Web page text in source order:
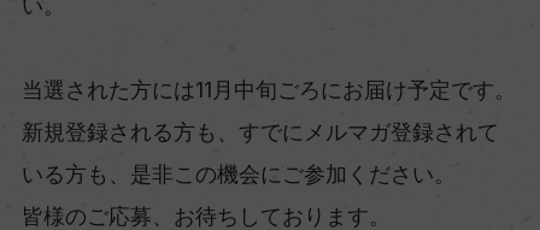
当選された方には11月中旬ごろにお届け予定です。
新規登録される方も、すでにメルマガ登録されて
いる方も、是非この機会にご参加ください。
皆様のご応募、お待ちしております。